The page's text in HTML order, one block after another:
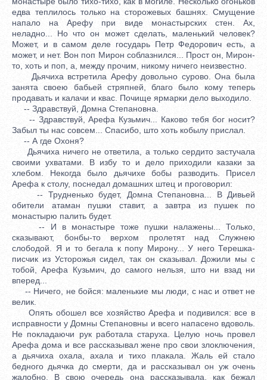
едва теплилось только на сторожевых башнях. Смущение
напало на Арефу при виде монастырских стен. Ах,
неладно... Но что он может сделать, маленький человек?
Может, и в самом деле государь Петр Федорович есть, а
может, и нет. Вон поп Мирон соблазнился... Прост он, Мирон-
то, хоть и поп, а, между прочим, никому ничего неизвестно.
Дьячиха встретила Арефу довольно сурово. Она была
занята своею бабьей стряпней, благо было кому теперь
продавать и калачи и квас. Почище ярмарки дело выходило.
-- Здравствуй, Домна Степановна.
-- Здравствуй, Арефа Кузьмич... Каково тебя бог носит?
Забыл ты нас совсем... Спасибо, што хоть кобылу прислал.
-- А где Охоня?
Дьячиха ничего не ответила, а только сердито застучала
своими ухватами. В избу то и дело приходили казаки за
хлебом. Некогда было дьячихе бобы разводить. Присел
Арефа к столу, поснедал домашних штец и проговорил:
-- Трудненько будет, Домна Степановна... В Дивьей
обители атаман пушки ставит, а завтра из пушек по
монастырю палить будет.
-- И в монастыре тоже пушки налажены... Только,
сказывают, бонбы-то верхом пролетят над Служнею
слободой. Я и то бегала к попу Мирону... У него Терешка-
писчик из Усторожья сидел, так он сказывал. Дожили мы с
тобой, Арефа Кузьмич, до самого нельзя, што ни взад ни
вперед...
-- Ничего, не бойся: маленькие мы люди, с нас и ответ не
велик.
Опять обошел все хозяйство Арефа и подивился: все в
исправности у Домны Степановны и всего напасено вдоволь.
Не покладаючи рук работала старуха. Целую ночь провел
Арефа дома и все рассказывал жене про свои злоключения,
а дьячиха охала, ахала и тихо плакала. Жаль ей стало
бедного дьячка до смерти, да и рассказывал он уж очень
жалобно. В свою очередь она рассказывала, как бежал